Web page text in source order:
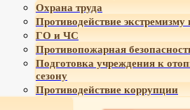
Охрана труда
Противодействие экстремизму
ГО и ЧС
Противопожарная
Подготовка учреждения к
сезону
Противодействие коррупции